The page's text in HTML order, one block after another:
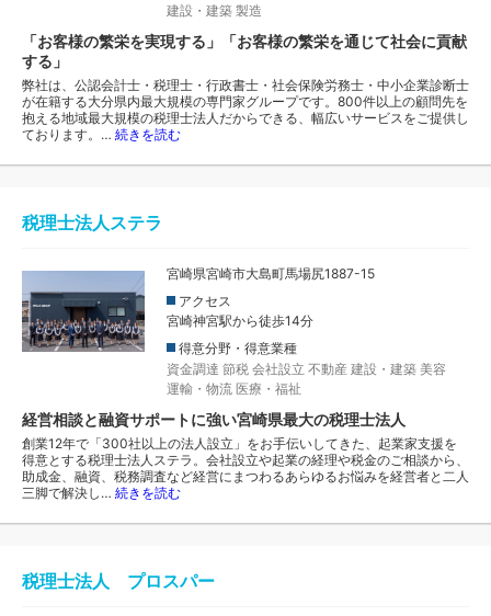
建設・建築 製造
「お客様の繁栄を実現する」「お客様の繁栄を通じて社会に貢献
する」
弊社は、公認会計士・税理士・行政書士・社会保険労務士・中小企業診断士
が在籍する大分県内最大規模の専門家グループです。800件以上の顧問先を
抱える地域最大規模の税理士法人だからできる、幅広いサービスをご提供し
ております。… 続きを読む
税理士法人ステラ
宮崎県宮崎市大島町馬場尻1887-15
アクセス
宮崎神宮駅から徒歩14分
得意分野・得意業種
資金調達 節税 会社設立 不動産 建設・建築 美容
運輸・物流 医療・福祉
経営相談と融資サポートに強い宮崎県最大の税理士法人
創業12年で「300社以上の法人設立」をお手伝いしてきた、起業家支援を
得意とする税理士法人ステラ。会社設立や起業の経理や税金のご相談から、
助成金、融資、税務調査など経営にまつわるあらゆるお悩みを経営者と二人
三脚で解決し… 続きを読む
税理士法人 プロスパー